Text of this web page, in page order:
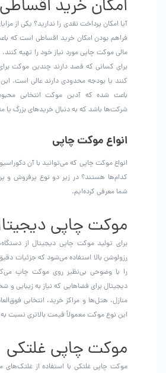
امکان خرید اقساطی
آیا امکان پرداخت نقدی را ندارید؟ یکی از
فراهم بودن امکان خرید اقساطی است که
مالی موکت چاپی مورد نیاز خود را تهیه
برای کسانی که قصد دارند چندین موکت
کنند یا بودجه محدودی دارند عالی است.
باعث شده که آدین موکت انتخابی
شرکت‌ها باشد که به دنبال خریدهای بزرگ یا
انواع موکت چاپی
انواع موکت چاپی که می‌توانید با آن
کدام‌ها هستند؟ در زیر دو نوع پرفروش و
شما معرفی کرده‌ایم.
موکت چاپی
برای تولید موکت چاپی دیجیتال از
رزولوشن بالا استفاده می‌شود که جزئیات
را با وضوحی بی‌نظیر روی موکت چاپ
دیجیتال برای فضاهایی که نیاز به زیبایی و
منازل، هتل‌ها و مراکز خرید، انتخابی
این نوع موکت معمولاً قیمت بالاتری نسبت به
موکت چاپی غلتکی
موکت چاپی غلتکی با استفاده از